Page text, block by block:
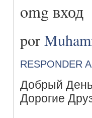
omg вход
por
RESPONDER
Добрый
Дорогие